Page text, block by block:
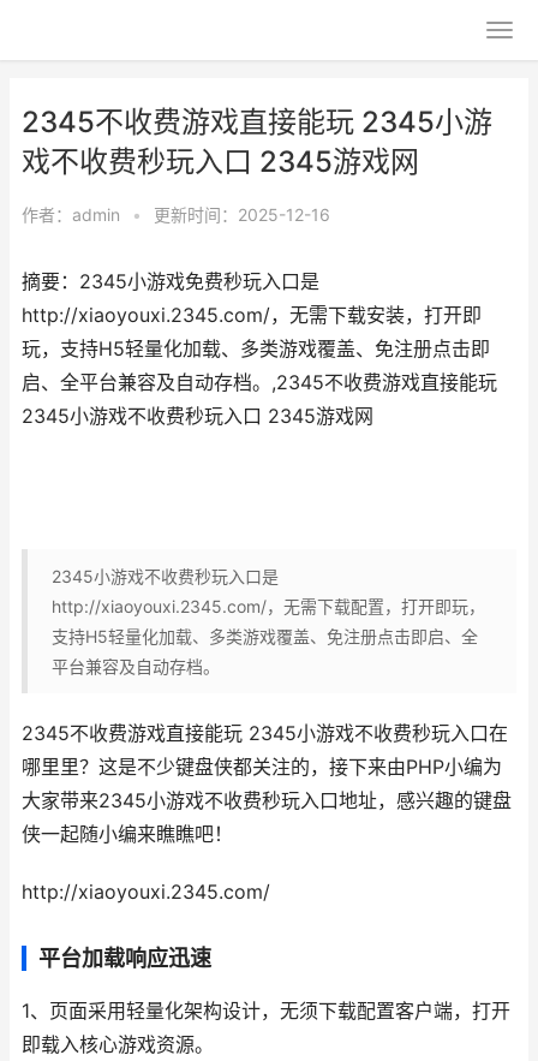
2345不收费游戏直接能玩 2345小游
戏不收费秒玩入口 2345游戏网
作者： admin • 更新时间：2025-12-16
摘要：2345小游戏免费秒玩入口是
http://xiaoyouxi.2345.com/，无需下载安装，打开即
玩，支持H5轻量化加载、多类游戏覆盖、免注册点击即
启、全平台兼容及自动存档。,2345不收费游戏直接能玩
2345小游戏不收费秒玩入口 2345游戏网
2345小游戏不收费秒玩入口是
http://xiaoyouxi.2345.com/，无需下载配置，打开即玩，
支持H5轻量化加载、多类游戏覆盖、免注册点击即启、全
平台兼容及自动存档。
2345不收费游戏直接能玩 2345小游戏不收费秒玩入口在
哪里里？这是不少键盘侠都关注的，接下来由PHP小编为
大家带来2345小游戏不收费秒玩入口地址，感兴趣的键盘
侠一起随小编来瞧瞧吧！
http://xiaoyouxi.2345.com/
平台加载响应迅速
1、页面采用轻量化架构设计，无须下载配置客户端，打开
即载入核心游戏资源。